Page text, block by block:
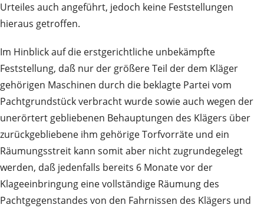
Urteiles auch angeführt, jedoch keine Feststellungen
hieraus getroffen.
Im Hinblick auf die erstgerichtliche unbekämpfte
Feststellung, daß nur der größere Teil der dem Kläger
gehörigen Maschinen durch die beklagte Partei vom
Pachtgrundstück verbracht wurde sowie auch wegen der
unerörtert gebliebenen Behauptungen des Klägers über
zurückgebliebene ihm gehörige Torfvorräte und ein
Räumungsstreit kann somit aber nicht zugrundegelegt
werden, daß jedenfalls bereits 6 Monate vor der
Klageeinbringung eine vollständige Räumung des
Pachtgegenstandes von den Fahrnissen des Klägers und